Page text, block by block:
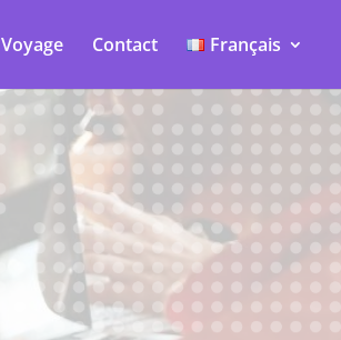
Voyage Contact Français